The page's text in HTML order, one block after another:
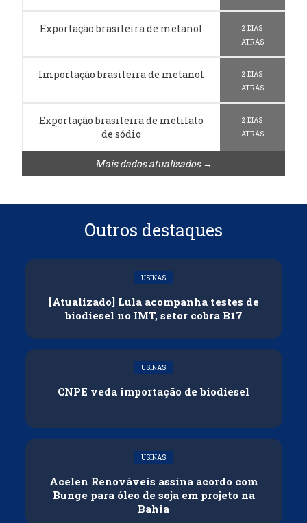
Exportação brasileira de metanol
2 DIAS
ATRÁS
Importação brasileira de metanol
2 DIAS
ATRÁS
Exportação brasileira de metilato
de sódio
2 DIAS
ATRÁS
Mais dados atualizados →
Outros destaques
USINAS
[Atualizado] Lula acompanha testes de
biodiesel no IMT, setor cobra B17
USINAS
CNPE veda importação de biodiesel
USINAS
Acelen Renováveis assina acordo com
Bunge para óleo de soja em projeto na
Bahia